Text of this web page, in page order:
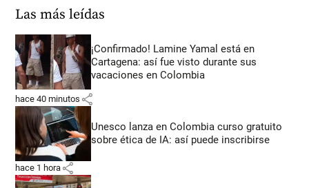
Las más leídas
¡Confirmado! Lamine Yamal está en
Cartagena: así fue visto durante sus
vacaciones en Colombia
hace 40 minutos share
Unesco lanza en Colombia curso gratuito
sobre ética de IA: así puede inscribirse
hace 1 hora share